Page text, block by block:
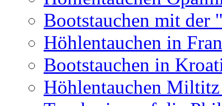
Bootstauchen mit
Höhlentauchen in
Bootstauchen in
Höhlentauchen